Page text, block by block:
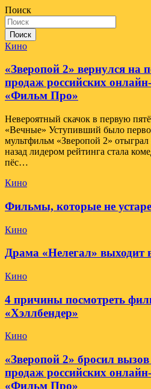
Поиск
Поиск
Кино
«Зверопой 2» вернулся на
продаж российских
«Фильм Про»
Невероятный скачок в первую
«Вечные» Уступивший было
мультфильм «Зверопой 2»
назад лидером рейтинга стала
пёс…
Кино
Фильмы, которые не
Кино
Драма «Нелегал» выходит
Кино
4 причины посмотреть
«Хэллбендер»
Кино
«Зверопой 2» бросил
продаж российских
«Фильм Про»